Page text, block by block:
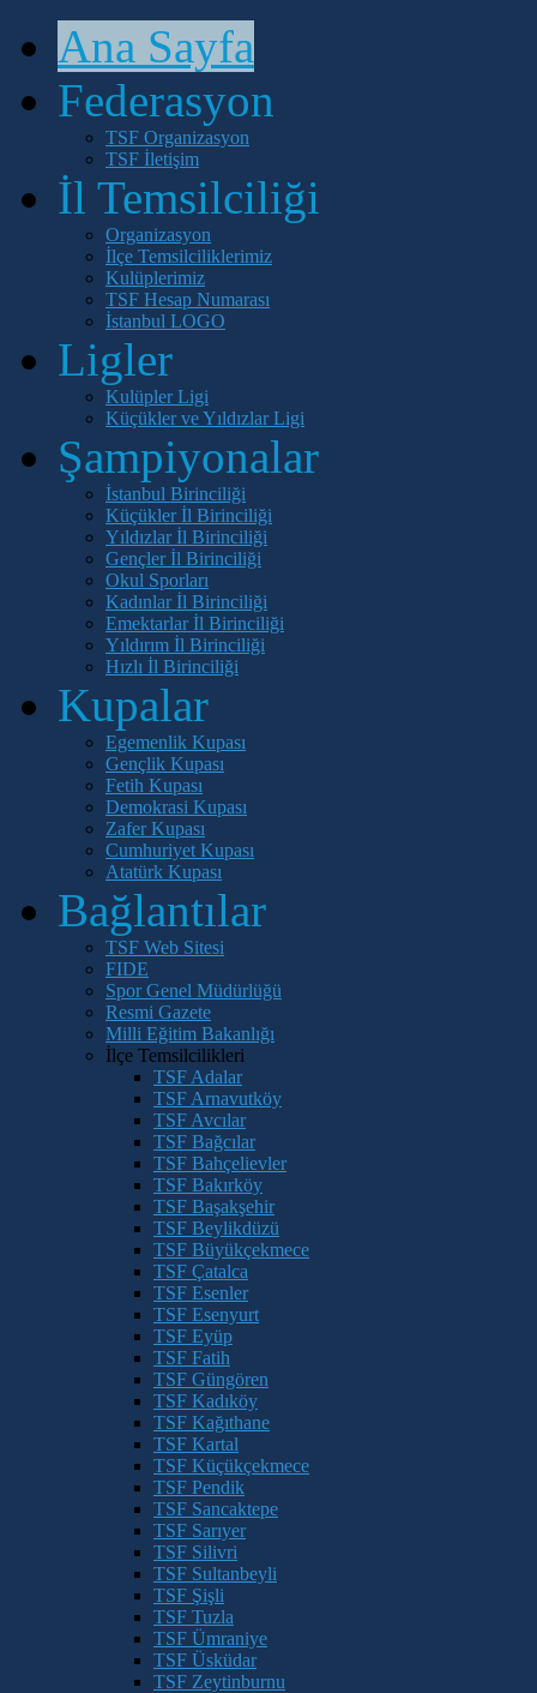
Ana Sayfa
Federasyon
TSF Organizasyon
TSF İletişim
İl Temsilciliği
Organizasyon
İlçe Temsilciliklerimiz
Kulüplerimiz
TSF Hesap Numarası
İstanbul LOGO
Ligler
Kulüpler Ligi
Küçükler ve Yıldızlar Ligi
Şampiyonalar
İstanbul Birinciliği
Küçükler İl Birinciliği
Yıldızlar İl Birinciliği
Gençler İl Birinciliği
Okul Sporları
Kadınlar İl Birinciliği
Emektarlar İl Birinciliği
Yıldırım İl Birinciliği
Hızlı İl Birinciliği
Kupalar
Egemenlik Kupası
Gençlik Kupası
Fetih Kupası
Demokrasi Kupası
Zafer Kupası
Cumhuriyet Kupası
Atatürk Kupası
Bağlantılar
TSF Web Sitesi
FIDE
Spor Genel Müdürlüğü
Resmi Gazete
Milli Eğitim Bakanlığı
İlçe Temsilcilikleri
TSF Adalar
TSF Arnavutköy
TSF Avcılar
TSF Bağcılar
TSF Bahçelievler
TSF Bakırköy
TSF Başakşehir
TSF Beylikdüzü
TSF Büyükçekmece
TSF Çatalca
TSF Esenler
TSF Esenyurt
TSF Eyüp
TSF Fatih
TSF Güngören
TSF Kadıköy
TSF Kağıthane
TSF Kartal
TSF Küçükçekmece
TSF Pendik
TSF Sancaktepe
TSF Sarıyer
TSF Silivri
TSF Sultanbeyli
TSF Şişli
TSF Tuzla
TSF Ümraniye
TSF Üsküdar
TSF Zeytinburnu